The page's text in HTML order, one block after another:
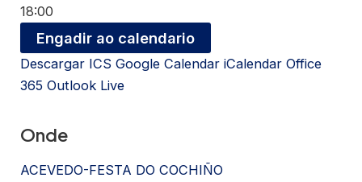
18:00
Engadir ao calendario
Descargar ICS Google Calendar iCalendar Office
365 Outlook Live
Onde
ACEVEDO-FESTA DO COCHIÑO